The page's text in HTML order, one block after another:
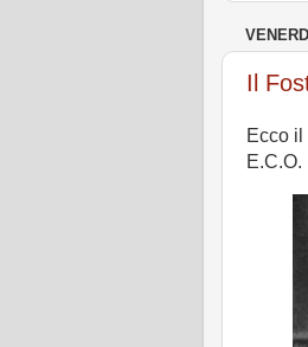
Il
Ecco